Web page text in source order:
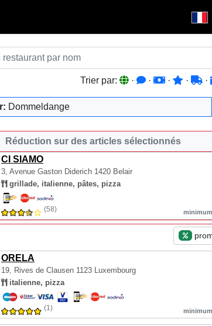
Trier par: · · · · ·
Dommeldange
Réduction sur des articles sélectionnés
CI SIAMO
3, Avenue Gaston Diderich 1420 Belair
grillade, italienne, pâtes, pizza
(58)
ORELA
19, Rives de Clausen 1123 Luxembourg
italienne, pizza
(1)